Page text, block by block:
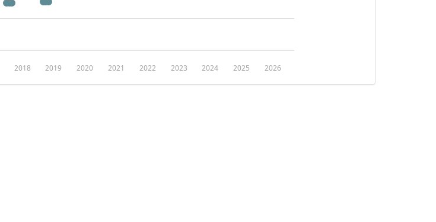
2018 2019 2020 2021 2022 2023 2024 2025 2026